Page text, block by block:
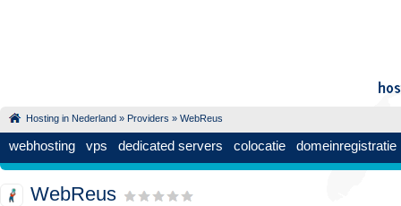
Hosting in Nederland » Providers » WebReus
webhosting vps dedicated servers colocatie domeinregistratie
WebReus